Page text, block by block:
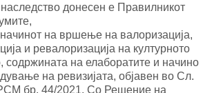
наследство донесен е Правилникот
на вршење на валоризација,
и ревалоризација на културното
содржината на елаборатите и начино
на ревизијата, објавен во Сл.
бр. 44/2021. Со Решение на